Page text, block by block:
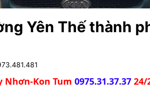
Yên Thế thành
Nhơn-Kon Tum 0975.31.37.37 24/